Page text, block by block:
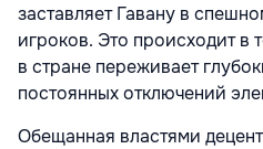
заставляет Гавану в
игроков. Это происходит в
в стране переживает
постоянных отключений
Обещанная властями